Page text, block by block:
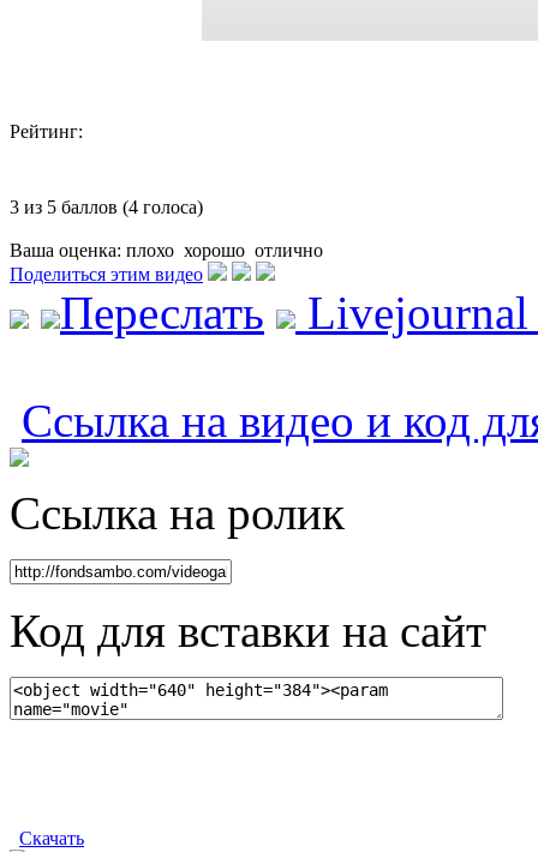
Рейтинг:
3 из 5 баллов (4 голоса)
Ваша оценка: плохо хорошо отлично
Поделиться этим видео
Переслать
Ссылка на видео и код
Ссылка на ролик
Код для вставки на сайт
Скачать